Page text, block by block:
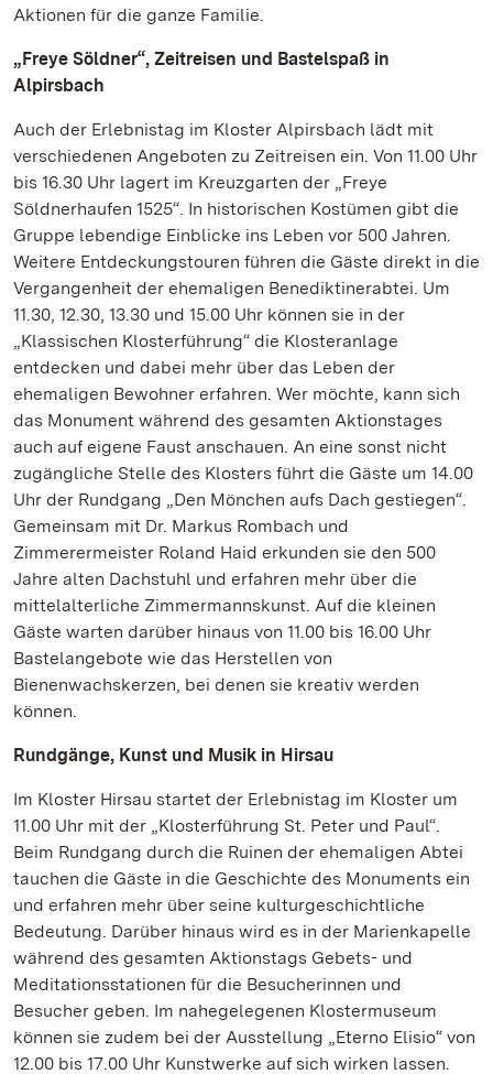
Aktionen für die ganze Familie.
„Freye Söldner“, Zeitreisen und Bastelspaß in
Alpirsbach
Auch der Erlebnistag im Kloster Alpirsbach lädt mit
verschiedenen Angeboten zu Zeitreisen ein. Von 11.00 Uhr
bis 16.30 Uhr lagert im Kreuzgarten der „Freye
Söldnerhaufen 1525“. In historischen Kostümen gibt die
Gruppe lebendige Einblicke ins Leben vor 500 Jahren.
Weitere Entdeckungstouren führen die Gäste direkt in die
Vergangenheit der ehemaligen Benediktinerabtei. Um
11.30, 12.30, 13.30 und 15.00 Uhr können sie in der
„Klassischen Klosterführung“ die Klosteranlage
entdecken und dabei mehr über das Leben der
ehemaligen Bewohner erfahren. Wer möchte, kann sich
das Monument während des gesamten Aktionstages
auch auf eigene Faust anschauen. An eine sonst nicht
zugängliche Stelle des Klosters führt die Gäste um 14.00
Uhr der Rundgang „Den Mönchen aufs Dach gestiegen“.
Gemeinsam mit Dr. Markus Rombach und
Zimmerermeister Roland Haid erkunden sie den 500
Jahre alten Dachstuhl und erfahren mehr über die
mittelalterliche Zimmermannskunst. Auf die kleinen
Gäste warten darüber hinaus von 11.00 bis 16.00 Uhr
Bastelangebote wie das Herstellen von
Bienenwachskerzen, bei denen sie kreativ werden
können.
Rundgänge, Kunst und Musik in Hirsau
Im Kloster Hirsau startet der Erlebnistag im Kloster um
11.00 Uhr mit der „Klosterführung St. Peter und Paul“.
Beim Rundgang durch die Ruinen der ehemaligen Abtei
tauchen die Gäste in die Geschichte des Monuments ein
und erfahren mehr über seine kulturgeschichtliche
Bedeutung. Darüber hinaus wird es in der Marienkapelle
während des gesamten Aktionstags Gebets- und
Meditationsstationen für die Besucherinnen und
Besucher geben. Im nahegelegenen Klostermuseum
können sie zudem bei der Ausstellung „Eterno Elisio“ von
12.00 bis 17.00 Uhr Kunstwerke auf sich wirken lassen.